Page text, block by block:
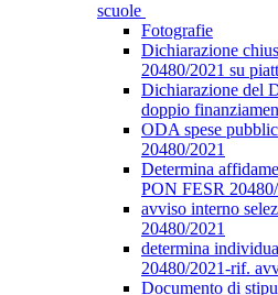
scuole
Fotografie
Dichiarazione
20480/2021 su
Dichiarazione del
doppio
ODA spese
20480/2021
Determina
PON FESR
avviso interno
20480/2021
determina
20480/2021-rif.
Documento di